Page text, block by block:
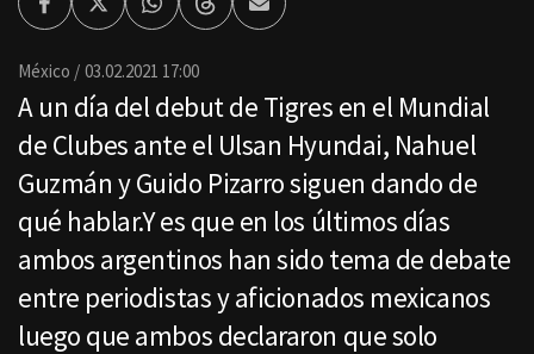
FacebookTwitterWhatsappThreadsEnviar
por
México 03.02.2021 17:00
A un día del debut de Tigres en el Mundial
de Clubes ante el Ulsan Hyundai, Nahuel
Guzmán y Guido Pizarro siguen dando de
qué hablar.Y es que en los últimos días
ambos argentinos han sido tema de debate
entre periodistas y aficionados mexicanos
luego que ambos declararon que solo